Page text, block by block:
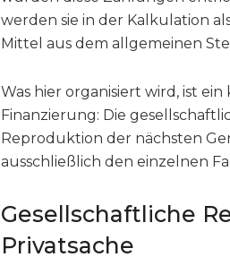
werden sie in der Kalkulation
Mittel aus dem allgemeinen
Was hier organisiert wird, ist
Finanzierung: Die
Reproduktion der nächsten
ausschließlich den einzelnen
Gesellschaftliche
Privatsache